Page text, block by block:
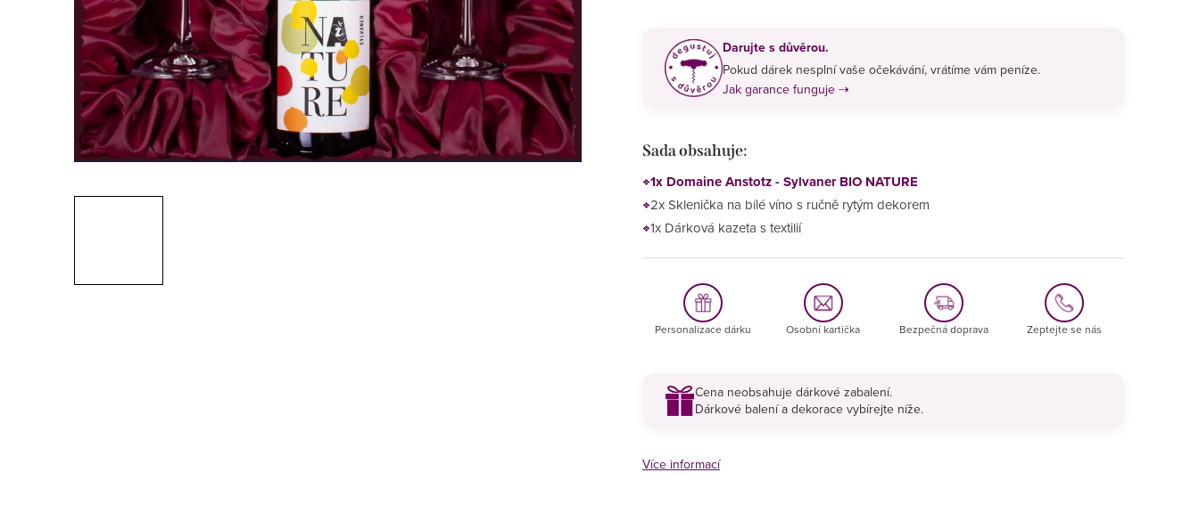
Darujte s důvěrou.
Pokud dárek nesplní vaše očekávání, vrátíme vám peníze.
Jak garance funguje ⇢
Sada obsahuje:
1x Domaine Anstotz - Sylvaner BIO NATURE
2x Sklenička na bílé víno s ručně rytým dekorem
1x Dárková kazeta s textilií
Personalizace dárku Osobní kartička Bezpečná doprava Zeptejte se nás
Cena neobsahuje dárkové zabalení.
Dárkové balení a dekorace vybírejte níže.
Více informací